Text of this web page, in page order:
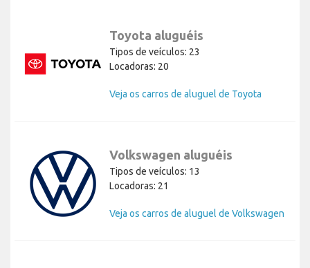
Toyota aluguéis
Tipos de veículos: 23
Locadoras: 20
Veja os carros de aluguel de Toyota
Volkswagen aluguéis
Tipos de veículos: 13
Locadoras: 21
Veja os carros de aluguel de Volkswagen